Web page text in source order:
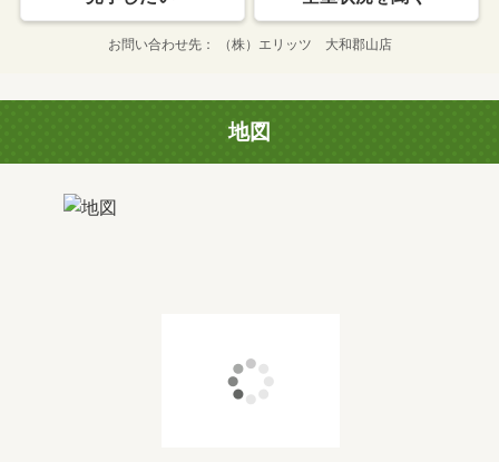
お問い合わせ先 （株）エリッツ 大和郡山店
地図